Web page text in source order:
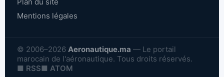
Mentions légales
© 2006–2026 Aeronautique.ma — Le portail
marocain de l'aéronautique. Tous droits réservés.
■ RSS■ ATOM